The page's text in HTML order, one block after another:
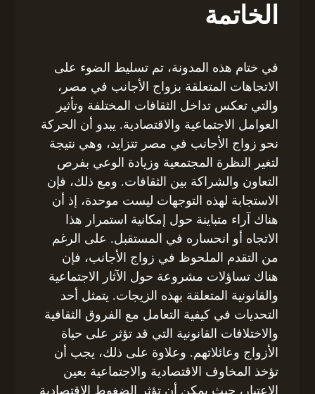
الخاتمة
في ختام هذه المدونة، تم تسليط الضوء على
الاتجاهات المتعلقة بزواج الأجانب في مصر،
والتي تعكس تداخل الثقافات المختلفة وتأثير
العوامل الاجتماعية والاقتصادية. يبدو أن الحركة
نحو زواج الأجانب في مصر تتزايد، وهي نتيجة
لتغير النظرة المجتمعية وزيادة الوعي بفرص
التعاون والشراكة بين الثقافات. ومع ذلك، فإن
الاستجابة لهذه التوجهات ليست موحدة، إذ أن
هناك آراء متباينة حول إمكانية استمرار هذا
الاتجاه أو انحساره في المستقبل. على الرغم
من التقدم الملحوظ في زواج الأجانب، فإن
هناك تساؤلات مشروعة حول الآثار الاجتماعية
والقانونية المتعلقة بهذه الزيجات. يتمثل أحد
التحديات في كيفية التعامل مع الفروق الثقافية
والاختلافات القانونية التي قد تؤثر على حياة
الأزواج وعائلاتهم. وعلاوة على ذلك، يجب أن
تؤخذ المخاوف الاقتصادية والاجتماعية بعين
الاعتبار، حيث يمكن أن تؤثر الضغوط الاقتصادية